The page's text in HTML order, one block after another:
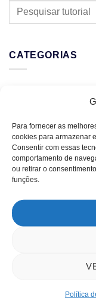
Para fornecer as
cookies para armazenar
Consentir com essas
comportamento de
ou retirar o
funções.
Política
PESQUISAR
TUTORIAL
CATEGORIAS
Comparativo
Espress Tools
GstarCAD
Importação
Impressão